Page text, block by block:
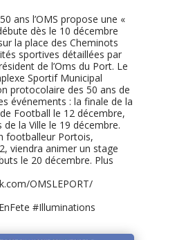
ans l’OMS propose une «
dès le 10 décembre
la place des Cheminots
sportives détaillées par
de l’Oms du Port. Le
Sportif Municipal
protocolaire des 50 ans de
événements : la finale de la
Football le 12 décembre,
la Ville le 19 décembre.
footballeur Portois,
viendra animer un stage
le 20 décembre. Plus
OMSLEPORT/
#Illuminations